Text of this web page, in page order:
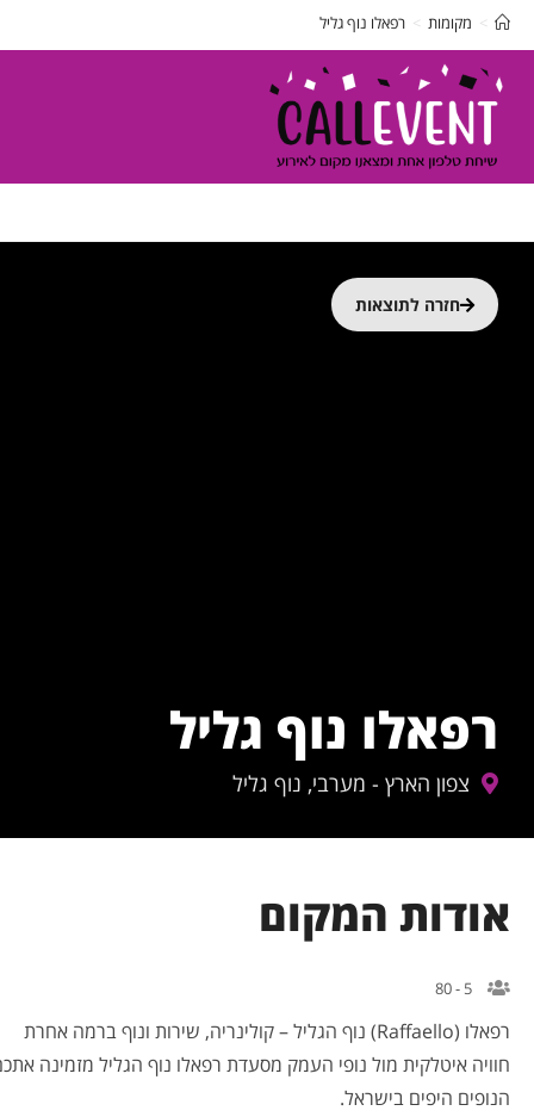
> מקומות > רפאלו נוף גליל
חזרה לתוצאות
רפאלו נוף גליל
צפון הארץ - מערבי, נוף גליל
אודות המקום
5 - 80
רפאלו (Raffaello) נוף הגליל – קולינריה, שירות ונוף ברמה אחרת
חוויה איטלקית מול נופי העמק מסעדת רפאלו נוף הגליל מזמינה
הנופים היפים בישראל.